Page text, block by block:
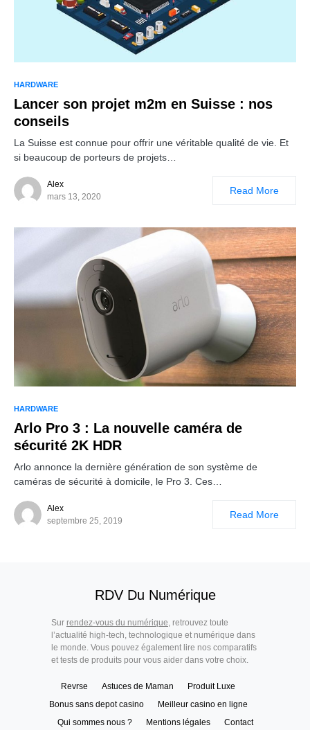
HARDWARE
Lancer son projet m2m en Suisse : nos
conseils
La Suisse est connue pour offrir une véritable qualité de vie. Et
si beaucoup de porteurs de projets…
Alex
mars 13, 2020
Read More
HARDWARE
Arlo Pro 3 : La nouvelle caméra de
sécurité 2K HDR
Arlo annonce la dernière génération de son système de
caméras de sécurité à domicile, le Pro 3. Ces…
Alex
septembre 25, 2019
Read More
RDV Du Numérique
Sur rendez-vous du numérique, retrouvez toute
l’actualité high-tech, technologique et numérique dans
le monde. Vous pouvez également lire nos comparatifs
et tests de produits pour vous aider dans votre choix.
Revrse Astuces de Maman
Produit Luxe
Bonus sans depot casino
Meilleur casino en ligne
Qui sommes nous ?
Mentions légales Contact